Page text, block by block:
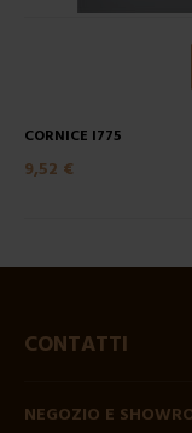
CORNICE I775
9,52 €
CONTATTI
NEGOZIO E